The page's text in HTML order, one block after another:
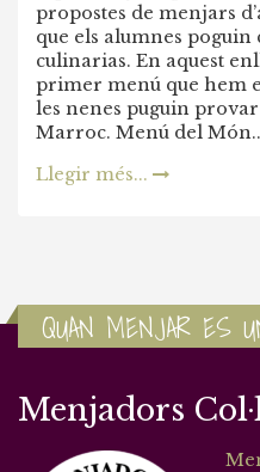
propostes de menjars
que els alumnes
culinarias. En aquest
primer menú que hem
les nenes puguin
Marroc. Menú del
Llegir més...
QUAN MENJAR ES
Menjadors